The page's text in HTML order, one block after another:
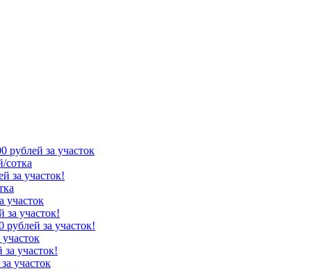
рублей за участок
сотка
за участок!
участок
за участок!
рублей за участок!
за участок!
участок